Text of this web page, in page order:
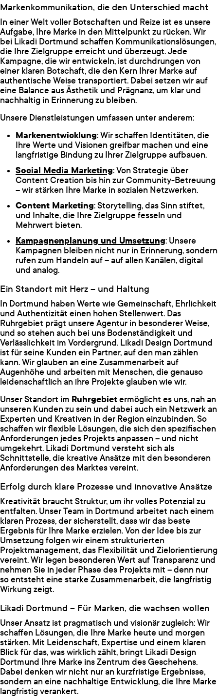
Markenkommunikation, die den Unterschied macht
In einer Welt voller Botschaften und Reize ist es unsere
Aufgabe, Ihre Marke in den Mittelpunkt zu rücken. Wir
bei Likadi Dortmund schaffen Kommunikationslösungen,
die Ihre Zielgruppe erreicht und überzeugt. Jede
Kampagne, die wir entwickeln, ist durchdrungen von
einer klaren Botschaft, die den Kern Ihrer Marke auf
authentische Weise transportiert. Dabei setzen wir auf
eine Balance aus Ästhetik und Prägnanz, um klar und
nachhaltig in Erinnerung zu bleiben.
Unsere Dienstleistungen umfassen unter anderem:
Markenentwicklung: Wir schaffen Identitäten, die
Ihre Werte und Visionen greifbar machen und eine
langfristige Bindung zu Ihrer Zielgruppe aufbauen.
Social Media Marketing: Von Strategie über
Content Creation bis hin zur Community-Betreuung
– wir stärken Ihre Marke in sozialen Netzwerken.
Content Marketing: Storytelling, das Sinn stiftet,
und Inhalte, die Ihre Zielgruppe fesseln und
Mehrwert bieten.
Kampagnenplanung und Umsetzung: Unsere
Kampagnen bleiben nicht nur in Erinnerung, sondern
rufen zum Handeln auf – auf allen Kanälen, digital
und analog.
Ein Standort mit Herz – und Haltung
In Dortmund haben Werte wie Gemeinschaft, Ehrlichkeit
und Authentizität einen hohen Stellenwert. Das
Ruhrgebiet prägt unsere Agentur in besonderer Weise,
und so stehen auch bei uns Bodenständigkeit und
Verlässlichkeit im Vordergrund. Likadi Design Dortmund
ist für seine Kunden ein Partner, auf den man zählen
kann. Wir glauben an eine Zusammenarbeit auf
Augenhöhe und arbeiten mit Menschen, die genauso
leidenschaftlich an ihre Projekte glauben wie wir.
Unser Standort im Ruhrgebietermöglicht es uns, nah an
unseren Kunden zu sein und dabei auch ein Netzwerk an
Experten und Kreativen in der Region einzubinden. So
schaffen wir flexible Lösungen, die sich den spezifischen
Anforderungen jedes Projekts anpassen – und nicht
umgekehrt. Likadi Dortmund versteht sich als
Schnittstelle, die kreative Ansätze mit den besonderen
Anforderungen des Marktes vereint.
Erfolg durch klare Prozesse und innovative Ansätze
Kreativität braucht Struktur, um ihr volles Potenzial zu
entfalten. Unser Team in Dortmund arbeitet nach einem
klaren Prozess, der sicherstellt, dass wir das beste
Ergebnis für Ihre Marke erzielen. Von der Idee bis zur
Umsetzung folgen wir einem strukturierten
Projektmanagement, das Flexibilität und Zielorientierung
vereint. Wir legen besonderen Wert auf Transparenz und
nehmen Sie in jeder Phase des Projekts mit – denn nur
so entsteht eine starke Zusammenarbeit, die langfristig
Wirkung zeigt.
Likadi Dortmund – Für Marken, die wachsen wollen
Unser Ansatz ist pragmatisch und visionär zugleich: Wir
schaffen Lösungen, die Ihre Marke heute und morgen
stärken. Mit Leidenschaft, Expertise und einem klaren
Blick für das, was wirklich zählt, bringt Likadi Design
Dortmund Ihre Marke ins Zentrum des Geschehens.
Dabei denken wir nicht nur an kurzfristige Ergebnisse,
sondern an eine nachhaltige Entwicklung, die Ihre Marke
langfristig verankert.